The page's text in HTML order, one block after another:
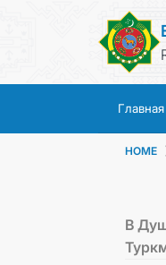
Главная
HOME
В